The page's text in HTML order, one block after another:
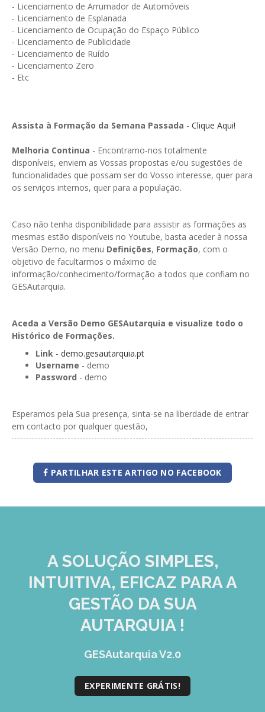
GESViaturasAbandonadas
Portal da Freguesia
- Licenciamento de Arrumador de Automóveis
- Licenciamento de Esplanada
- Licenciamento de Ocupação do Espaço Público
- Licenciamento de Publicidade
- Licenciamento de Ruído
- Licenciamento Zero
- Etc
Assista à Formação da Semana Passada - Clique Aqui!
Melhoria Continua - Encontramo-nos totalmente
disponíveis, enviem as Vossas propostas e/ou sugestões de
funcionalidades que possam ser do Vosso interesse, quer para
os serviços internos, quer para a população.
Caso não tenha disponibilidade para assistir as formações as
mesmas estão disponíveis no Youtube, basta aceder à nossa
Versão Demo, no menu Definições, Formação, com o
objetivo de facultarmos o máximo de
informação/conhecimento/formação a todos que confiam no
GESAutarquia.
Aceda a Versão Demo GESAutarquia e visualize todo o
Histórico de Formações.
Link - demo.gesautarquia.pt
Username - demo
Password - demo
Esperamos pela Sua presença, sinta-se na liberdade de entrar
em contacto por qualquer questão,
PARTILHAR ESTE ARTIGO NO FACEBOOK
A SOLUÇÃO SIMPLES,
INTUITIVA, EFICAZ PARA A
GESTÃO DA SUA
AUTARQUIA !
GESAutarquia V2.0
EXPERIMENTE GRÁTIS!